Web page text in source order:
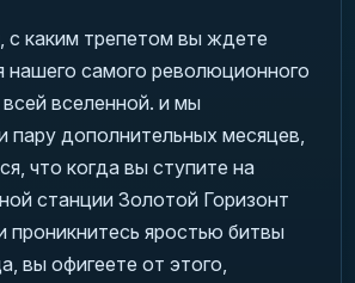
каким трепетом вы ждете
самого революционного
вселенной. и мы
пару дополнительных месяцев,
что когда вы ступите на
станции Золотой Горизонт
проникнитесь яростью битвы
вы офигеете от этого,